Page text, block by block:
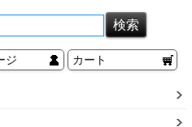
ジ カート